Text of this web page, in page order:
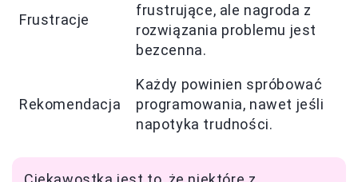
Frustracje
frustrujące, ale nagroda z
rozwiązania problemu jest
bezcenna.
Rekomendacja
Każdy powinien spróbować
programowania, nawet jeśli
napotyka trudności.